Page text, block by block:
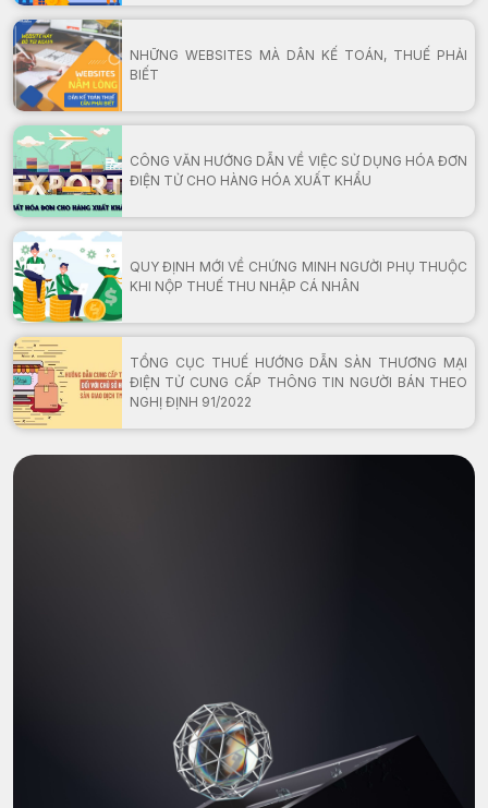
NHỮNG WEBSITES MÀ DÂN KẾ TOÁN, THUẾ PHẢI
BIẾT
CÔNG VĂN HƯỚNG DẪN VỀ VIỆC SỬ DỤNG HÓA ĐƠN
ĐIỆN TỬ CHO HÀNG HÓA XUẤT KHẨU
QUY ĐỊNH MỚI VỀ CHỨNG MINH NGƯỜI PHỤ THUỘC
KHI NỘP THUẾ THU NHẬP CÁ NHÂN
TỔNG CỤC THUẾ HƯỚNG DẪN SÀN THƯƠNG MẠI
ĐIỆN TỬ CUNG CẤP THÔNG TIN NGƯỜI BÁN THEO
NGHỊ ĐỊNH 91/2022